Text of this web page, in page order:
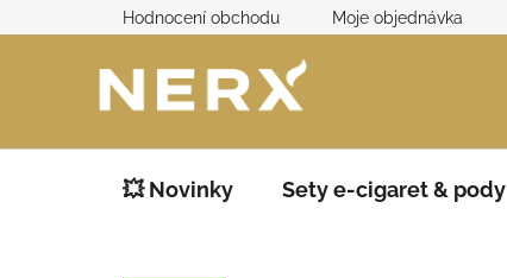
na
Hodnocení obchodu Moje objednávka
💥 Novinky Sety e-cigaret & pody